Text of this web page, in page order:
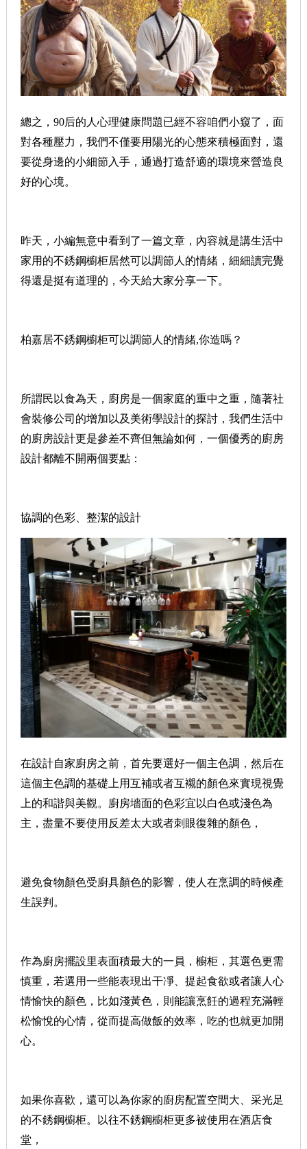
總之，90后的人心理健康問題已經不容咱們小窺了，面
對各種壓力，我們不僅要用陽光的心態來積極面對，還
要從身邊的小細節入手，通過打造舒適的環境來營造良
好的心境。
昨天，小編無意中看到了一篇文章，內容就是講生活中
家用的不銹鋼櫥柜居然可以調節人的情緒，細細讀完覺
得還是挺有道理的，今天給大家分享一下。
柏嘉居不銹鋼櫥柜可以調節人的情緒,你造嗎？
所謂民以食為天，廚房是一個家庭的重中之重，隨著社
會裝修公司的增加以及美術學設計的探討，我們生活中
的廚房設計更是參差不齊但無論如何，一個優秀的廚房
設計都離不開兩個要點：
協調的色彩、整潔的設計
在設計自家廚房之前，首先要選好一個主色調，然后在
這個主色調的基礎上用互補或者互襯的顏色來實現視覺
上的和諧與美觀。廚房墻面的色彩宜以白色或淺色為
主，盡量不要使用反差太大或者刺眼復雜的顏色，
避免食物顏色受廚具顏色的影響，使人在烹調的時候產
生誤判。
作為廚房擺設里表面積最大的一員，櫥柜，其選色更需
慎重，若選用一些能表現出干凈、提起食欲或者讓人心
情愉快的顏色，比如淺黃色，則能讓烹飪的過程充滿輕
松愉悅的心情，從而提高做飯的效率，吃的也就更加開
心。
如果你喜歡，還可以為你家的廚房配置空間大、采光足
的不銹鋼櫥柜。以往不銹鋼櫥柜更多被使用在酒店食
堂，